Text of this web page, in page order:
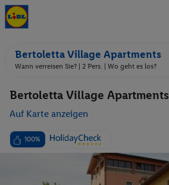
Bertoletta Village Apartments
Wann verreisen Sie? | 2 Pers. | Wo geht es los?
Bertoletta Village Apartments
Auf Karte anzeigen
100%